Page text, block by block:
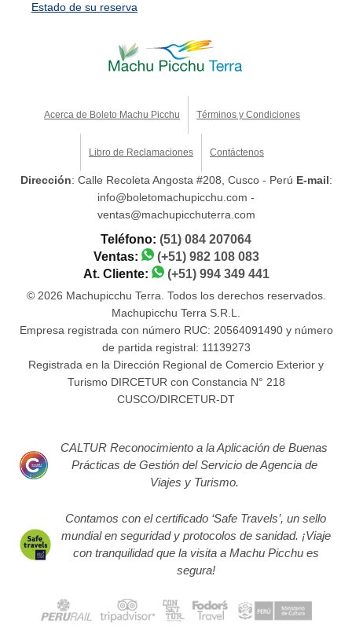
Estado de su reserva
Acerca de Boleto Machu Picchu Términos y Condiciones
Libro de Reclamaciones Contáctenos
Dirección: Calle Recoleta Angosta #208, Cusco - Perú E-mail:
info@boletomachupicchu.com -
ventas@machupicchuterra.com
Teléfono: (51) 084 207064
Ventas:
(+51) 982 108 083
At. Cliente:
(+51) 994 349 441
© 2026 Machupicchu Terra. Todos los derechos reservados.
Machupicchu Terra S.R.L.
Empresa registrada con número RUC: 20564091490 y número
de partida registral: 11139273
Registrada en la Dirección Regional de Comercio Exterior y
Turismo DIRCETUR con Constancia N° 218
CUSCO/DIRCETUR-DT
CALTUR Reconocimiento a la Aplicación de Buenas
Prácticas de Gestión del Servicio de Agencia de
Viajes y Turismo.
Contamos con el certificado ‘Safe Travels’, un sello
mundial en seguridad y protocolos de sanidad. ¡Viaje
con tranquilidad que la visita a Machu Picchu es
segura!